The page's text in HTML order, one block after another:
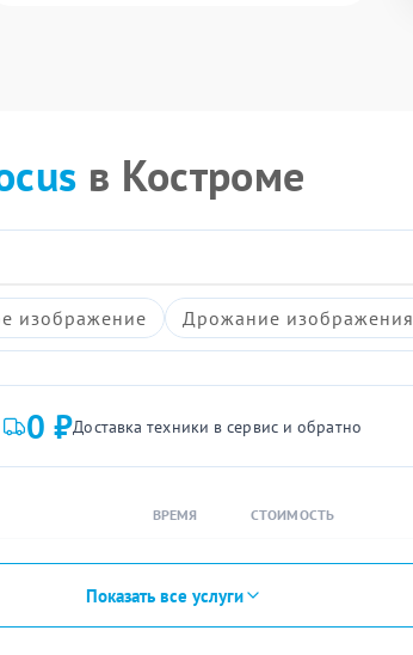
в Костроме
изображение Дрожание изображения
0 ₽Доставка техники в сервис и обратно
ВРЕМЯ СТОИМОСТЬ
Показать все услуги